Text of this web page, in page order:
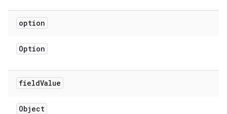
option
Option
fieldValue
Object